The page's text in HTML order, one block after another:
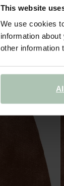
This website
We use cookies
information
other information